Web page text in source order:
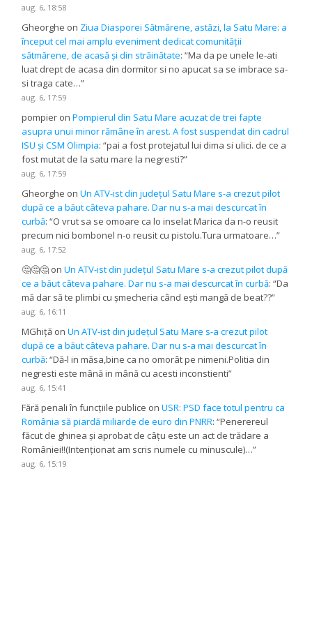
aug. 6, 18:58
Gheorghe on Ziua Diasporei Sătmărene, astăzi, la Satu Mare: a
început cel mai amplu eveniment dedicat comunității
sătmărene, de acasă și din străinătate: “Ma da pe unele le-ati
luat drept de acasa din dormitor si no apucat sa se imbrace sa-
si traga cate…”
aug. 6, 17:59
pompier onPompierul din Satu Mare acuzat de trei fapte
asupra unui minor rămâne în arest. A fost suspendat din cadrul
ISU și CSM Olimpia: “pai a fost protejatul lui dima si ulici. de ce a
fost mutat de la satu mare la negresti?”
aug. 6, 17:59
Gheorghe onUn ATV-ist din județul Satu Mare s-a crezut pilot
după ce a băut câteva pahare. Dar nu s-a mai descurcat în
curbă: “O vrut sa se omoare ca lo inselat Marica da n-o reusit
precum nici bombonel n-o reusit cu pistolu.Tura urmatoare…”
aug. 6, 17:52
🤔🤔🤔 onUn ATV-ist din județul Satu Mare s-a crezut pilot după
ce a băut câteva pahare. Dar nu s-a mai descurcat în curbă: “Da
mă dar să te plimbi cu șmecheria când ești mangă de beat??”
aug. 6, 16:11
MGhiță onUn ATV-ist din județul Satu Mare s-a crezut pilot
după ce a băut câteva pahare. Dar nu s-a mai descurcat în
curbă: “Dă-l in măsa,bine ca no omorât pe nimeni.Politia din
negresti este mână in mână cu acesti inconstienti”
aug. 6, 15:41
Fără penali în funcțiile publice onUSR: PSD face totul pentru ca
România să piardă miliarde de euro din PNRR: “Penerereul
făcut de ghinea și aprobat de câțu este un act de trădare a
României!!(Intenționat am scris numele cu minuscule)…”
aug. 6, 15:19